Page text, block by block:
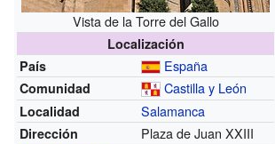
Vista de la Torre del Gallo
Localización
País
España
Comunidad Castilla y León
Localidad Salamanca
Dirección Plaza de Juan XXIII